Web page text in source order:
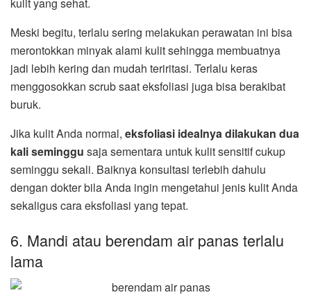
Meski begitu, terlalu sering melakukan perawatan ini bisa
merontokkan minyak alami kulit sehingga membuatnya
jadi lebih kering dan mudah teriritasi. Terlalu keras
menggosokkan scrub saat eksfoliasi juga bisa berakibat
buruk.
Jika kulit Anda normal, eksfoliasi idealnya dilakukan dua
kali seminggu saja sementara untuk kulit sensitif cukup
seminggu sekali. Baiknya konsultasi terlebih dahulu
dengan dokter bila Anda ingin mengetahui jenis kulit Anda
sekaligus cara eksfoliasi yang tepat.
6. Mandi atau berendam air panas terlalu
lama